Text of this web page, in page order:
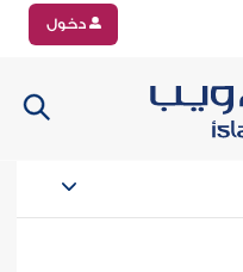
دخول